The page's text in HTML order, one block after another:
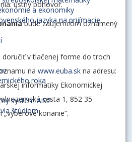
a ekonomiky
jazyka na prijímacie
roka
systém AiS2
štúdiom
ústny pohovor.
bude záujemcom oznámený
doručiť v tlačenej forme do troch
nawww.euba.sk na adresu:
informatiky Ekonomickej
cesta 1, 852 35
konanie“.